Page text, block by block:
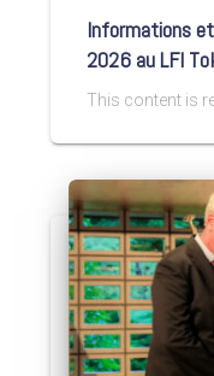
Informations
2026 au LFI
This content is